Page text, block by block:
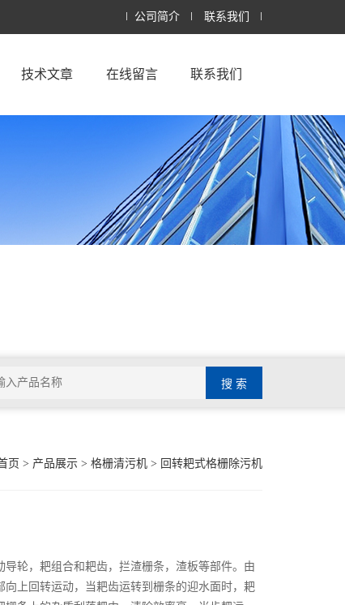
公司简介 联系我们
技术文章 在线留言 联系我们
页 > 产品展示 > 格栅清污机 > 回转耙式格栅除污机
轮，耙组合和耙齿，拦渣栅条，渣板等部件。由
上回转运动，当耙齿运转到栅条的迎水面时，耙